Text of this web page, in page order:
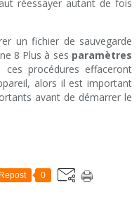
réessayer autant de fois
un fichier de sauvegarde
8 Plus à ses paramètres
procédures effaceront
alors il est important
avant de démarrer le
Repost 0